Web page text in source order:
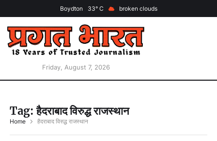
Boydton 33 broken clouds
Friday, August 7, 2026
Tag:हैदराबाद विरुद्ध राजस्थान
Home हैदराबाद विरुद्ध राजस्थान